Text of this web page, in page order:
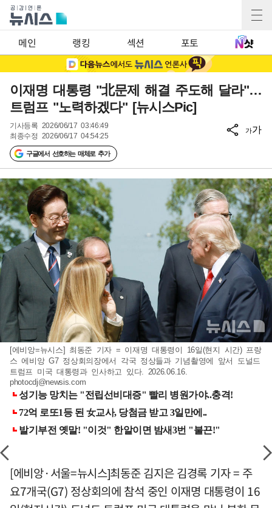
메인 랭킹 섹션 포토
이재명 대통령 "北문제 해결 주도해 달라"…
트럼프 "노력하겠다" [뉴시스Pic]
기사등록 2026/06/17 03:46:49
최종수정 2026/06/17 04:54:25
구글에서 선호하는 매체로 추가
가가
[에비앙=뉴시스] 최동준 기자 = 이재명 대통령이 16일(현지 시간) 프랑
스 에비앙 G7 정상회의장에서 각국 정상들과 기념촬영에 앞서 도널드
트럼프 미국 대통령과 인사하고 있다. 2026.06.16.
photocdj@newsis.com
[에비앙·서울=뉴시스]최동준 김지은 김경록 기자 = 주
요7개국(G7) 정상회의에 참석 중인 이재명 대통령이 16